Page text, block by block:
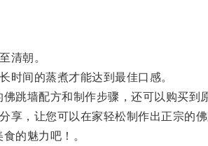
清朝。
间的蒸煮才能达到最佳口感。
墙配方和制作步骤，还可以购买到原
，让您可以在家轻松制作出正宗的佛
的魅力吧！。